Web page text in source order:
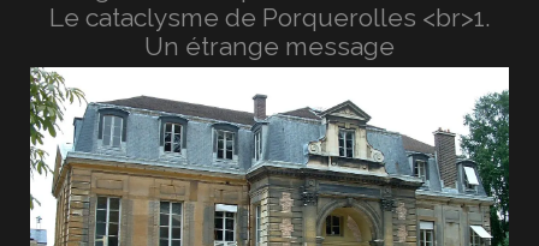
Le cataclysme de Porquerolles <br>1.
Un étrange message